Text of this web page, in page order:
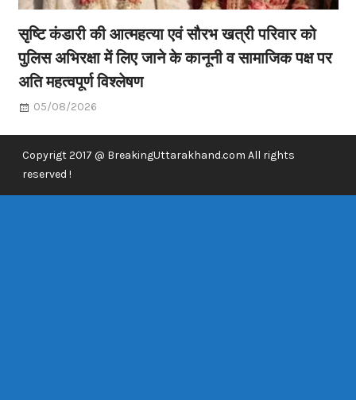
सृष्टि कंडारी की आत्महत्या एवं सौरभ खत्री परिवार को
पुलिस अभिरक्षा में लिए जाने के कानूनी व सामाजिक पक्ष पर
अति महत्वपूर्ण विश्लेषण
05/08/2026
Copyrigt 2017 @ BreakingUttarakhand.com All rights
reserved !